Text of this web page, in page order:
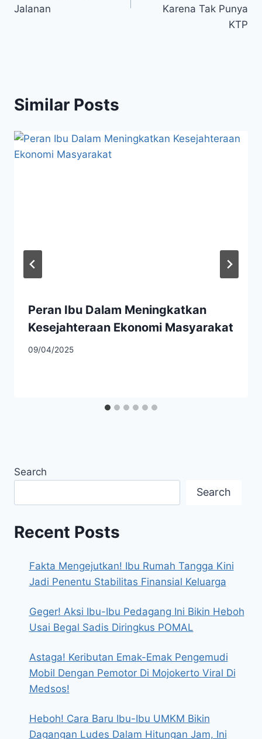
Jalanan
Karena Tak Punya
KTP
Similar Posts
Peran Ibu Dalam Meningkatkan
Kesejahteraan Ekonomi Masyarakat
09/04/2025
Search
Search
Recent Posts
Fakta Mengejutkan! Ibu Rumah Tangga Kini
Jadi Penentu Stabilitas Finansial Keluarga
Geger! Aksi Ibu-Ibu Pedagang Ini Bikin Heboh
Usai Begal Sadis Diringkus POMAL
Astaga! Keributan Emak-Emak Pengemudi
Mobil Dengan Pemotor Di Mojokerto Viral Di
Medsos!
Heboh! Cara Baru Ibu-Ibu UMKM Bikin
Dagangan Ludes Dalam Hitungan Jam, Ini